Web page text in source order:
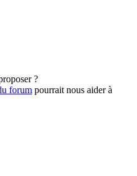
?
forum pourrait nous aider à
article !